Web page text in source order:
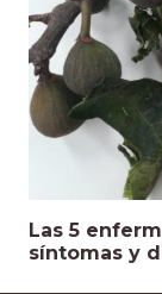
Las 5
síntomas y